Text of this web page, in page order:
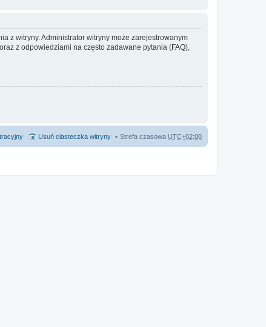
z witryny. Administrator witryny może zarejestrowanym
z odpowiedziami na często zadawane pytania (FAQ),
Strefa czasowa UTC+02:00
Usuń ciasteczka witryny